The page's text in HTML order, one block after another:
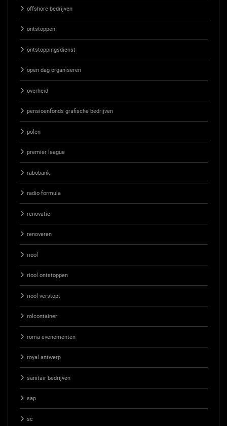
offshore bedrijven
ontstoppen
ontstoppingsdienst
open dag organiseren
overheid
pensioenfonds grafische bedrijven
polen
premier league
rabobank
radio formula
renovatie
renoveren
riool
riool ontstoppen
riool verstopt
rolcontainer
roma evenementen
royal antwerp
sanitair bedrijven
sap
sc